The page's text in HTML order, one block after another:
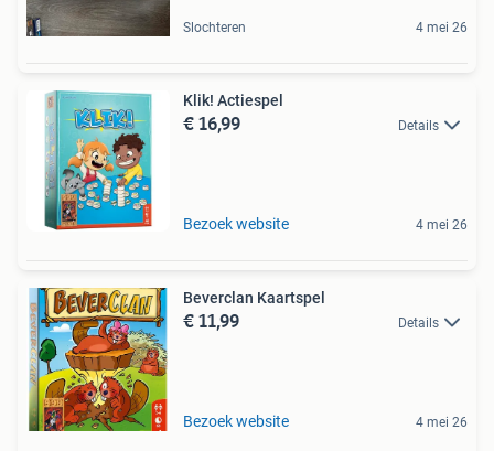
Slochteren 4 mei 26
Klik! Actiespel
€ 16,99 Details
Bezoek website 4 mei 26
Beverclan Kaartspel
€ 11,99 Details
Bezoek website 4 mei 26